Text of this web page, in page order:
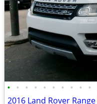
• • • • • • • • • •
2016 Land Rover